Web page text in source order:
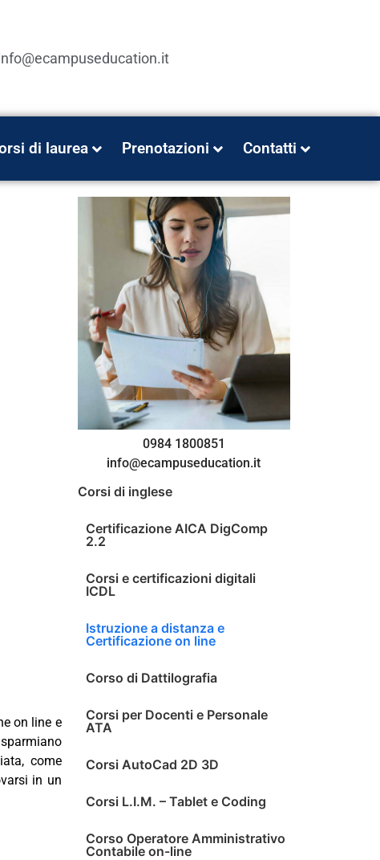
di laurea Prenotazioni Contatti
on line e
come
in un
0984 1800851
info@ecampuseducation.it
Corsi di inglese
Certificazione AICA DigComp
2.2
Corsi e certificazioni digitali
ICDL
Istruzione a distanza e
Certificazione on line
Corso di Dattilografia
Corsi per Docenti e Personale
ATA
Corsi AutoCad 2D 3D
Corsi L.I.M. – Tablet e Coding
Corso Operatore Amministrativo
Contabile on-line